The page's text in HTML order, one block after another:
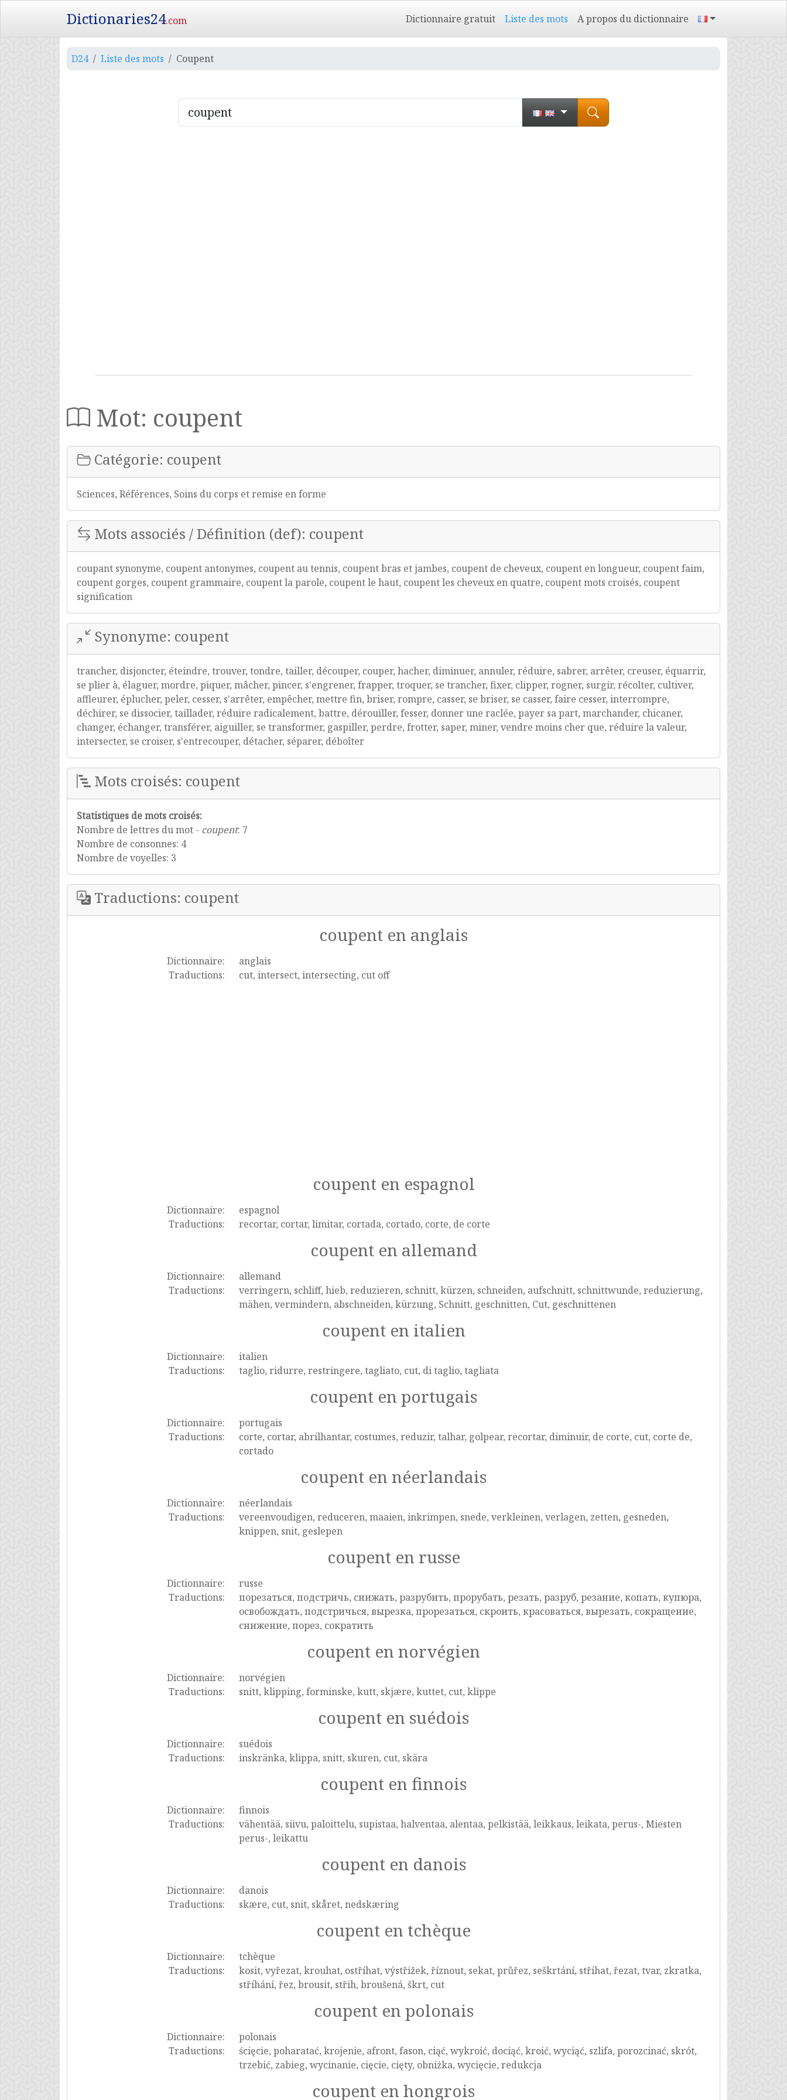
Dictionaries24.com Dictionnaire gratuit Liste des mots A propos du dictionnaire
D24 Liste des mots Coupent
Mot: coupent
Catégorie: coupent
Sciences, Références, Soins du corps et remise en forme
Mots associés / Définition (def): coupent
coupant synonyme, coupent antonymes, coupent au tennis, coupent bras et jambes, coupent de cheveux, coupent en longueur, coupent faim,
coupent gorges, coupent grammaire, coupent la parole, coupent le haut, coupent les cheveux en quatre, coupent mots croisés, coupent
signification
Synonyme: coupent
trancher, disjoncter, éteindre, trouver, tondre, tailler, découper, couper, hacher, diminuer, annuler, réduire, sabrer, arrêter, creuser, équarrir,
se plier à, élaguer, mordre, piquer, mâcher, pincer, s'engrener, frapper, troquer, se trancher, fixer, clipper, rogner, surgir, récolter, cultiver,
affleurer, éplucher, peler, cesser, s'arrêter, empêcher, mettre fin, briser, rompre, casser, se briser, se casser, faire cesser, interrompre,
déchirer, se dissocier, taillader, réduire radicalement, battre, dérouiller, fesser, donner une raclée, payer sa part, marchander, chicaner,
changer, échanger, transférer, aiguiller, se transformer, gaspiller, perdre, frotter, saper, miner, vendre moins cher que, réduire la valeur,
intersecter, se croiser, s'entrecouper, détacher, séparer, déboîter
Mots croisés: coupent
Statistiques de mots croisés:
Nombre de lettres du mot - coupent: 7
Nombre de consonnes: 4
Nombre de voyelles: 3
Traductions: coupent
coupent en anglais
Dictionnaire:
anglais
Traductions:
cut, intersect, intersecting, cut off
coupent en espagnol
Dictionnaire:
espagnol
Traductions:
recortar, cortar, limitar, cortada, cortado, corte, de corte
coupent en allemand
Dictionnaire:
allemand
Traductions:
verringern, schliff, hieb, reduzieren, schnitt, kürzen, schneiden, aufschnitt, schnittwunde, reduzierung,
mähen, vermindern, abschneiden, kürzung, Schnitt, geschnitten, Cut, geschnittenen
coupent en italien
Dictionnaire:
italien
Traductions:
taglio, ridurre, restringere, tagliato, cut, di taglio, tagliata
coupent en portugais
Dictionnaire:
portugais
Traductions:
corte, cortar, abrilhantar, costumes, reduzir, talhar, golpear, recortar, diminuir, de corte, cut, corte de,
cortado
coupent en néerlandais
Dictionnaire:
néerlandais
Traductions:
vereenvoudigen, reduceren, maaien, inkrimpen, snede, verkleinen, verlagen, zetten, gesneden,
knippen, snit, geslepen
coupent en russe
Dictionnaire:
russe
Traductions:
порезаться, подстричь, снижать, разрубить, прорубать, резать, разруб, резание, копать, купюра,
освобождать, подстричься, вырезка, прорезаться, скроить, красоваться, вырезать, сокращение,
снижение, порез, сократить
coupent en norvégien
Dictionnaire:
norvégien
Traductions:
snitt, klipping, forminske, kutt, skjære, kuttet, cut, klippe
coupent en suédois
Dictionnaire:
suédois
Traductions:
inskränka, klippa, snitt, skuren, cut, skära
coupent en finnois
Dictionnaire:
finnois
Traductions:
vähentää, siivu, paloittelu, supistaa, halventaa, alentaa, pelkistää, leikkaus, leikata, perus-, Miesten
perus-, leikattu
coupent en danois
Dictionnaire:
danois
Traductions:
skære, cut, snit, skåret, nedskæring
coupent en tchèque
Dictionnaire:
tchèque
Traductions:
kosit, vyřezat, krouhat, ostříhat, výstřižek, říznout, sekat, průřez, seškrtání, stříhat, řezat, tvar, zkratka,
stříhání, řez, brousit, střih, broušená, škrt, cut
coupent en polonais
Dictionnaire:
polonais
Traductions:
ścięcie, poharatać, krojenie, afront, fason, ciąć, wykroić, dociąć, kroić, wyciąć, szlifa, porozcinać, skrót,
trzebić, zabieg, wycinanie, cięcie, cięty, obniżka, wycięcie, redukcja
coupent en hongrois